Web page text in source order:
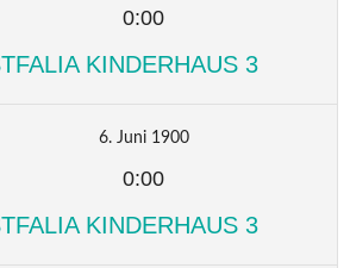
0:00
KINDERHAUS 3
6. Juni 1900
0:00
KINDERHAUS 3